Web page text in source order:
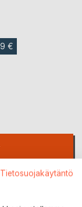
€
Tietosuojakäytäntö